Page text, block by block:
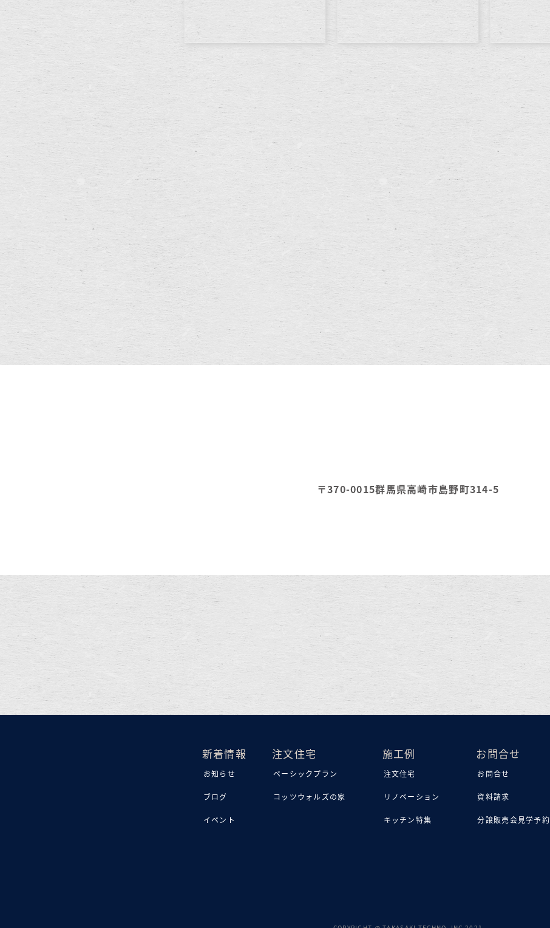
〒370-0015群馬県高崎市島野町314-5
新着情報
お知らせ
ブログ
イベント
注文住宅
ベーシックプラン
コッツウォルズの家
施工例
注文住宅
リノベーション
キッチン特集
お問合せ
お問合せ
資料請求
分譲販売会見学予約